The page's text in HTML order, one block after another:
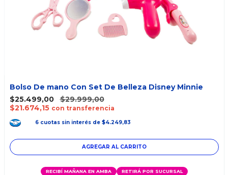
Bolso De mano Con Set De Belleza Disney Minnie
$25.499,00
$29.999,00
$21.674,15 con transferencia
6 cuotas sin interés de $4.249,83
RECIBÍ MAÑANA EN AMBA RETIRÁ POR SUCURSAL